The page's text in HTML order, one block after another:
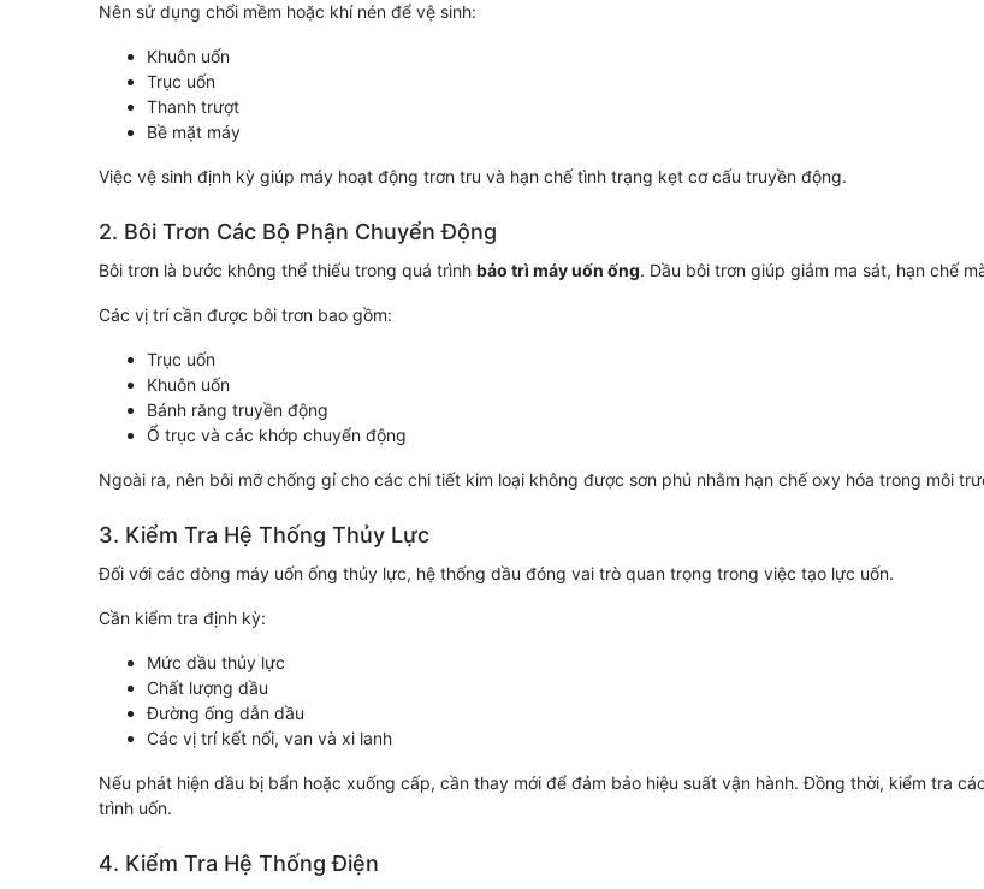
Nên sử dụng chổi mềm hoặc khí nén để vệ sinh:
Khuôn uốn
Trục uốn
Thanh trượt
Bề mặt máy
Việc vệ sinh định kỳ giúp máy hoạt động trơn tru và hạn chế tình trạng kẹt cơ cấu truyền động.
2. Bôi Trơn Các Bộ Phận Chuyển Động
Bôi trơn là bước không thể thiếu trong quá trình bảo trì máy uốn ống. Dầu bôi trơn giúp giảm ma sát, hạn chế
Các vị trí cần được bôi trơn bao gồm:
Trục uốn
Khuôn uốn
Bánh răng truyền động
Ổ trục và các khớp chuyển động
Ngoài ra, nên bôi mỡ chống gỉ cho các chi tiết kim loại không được sơn phủ nhằm hạn chế oxy hóa trong môi
3. Kiểm Tra Hệ Thống Thủy Lực
Đối với các dòng máy uốn ống thủy lực, hệ thống dầu đóng vai trò quan trọng trong việc tạo lực uốn.
Cần kiểm tra định kỳ:
Mức dầu thủy lực
Chất lượng dầu
Đường ống dẫn dầu
Các vị trí kết nối, van và xi lanh
Nếu phát hiện dầu bị bẩn hoặc xuống cấp, cần thay mới để đảm bảo hiệu suất vận hành. Đồng thời, kiểm tra
trình uốn.
4. Kiểm Tra Hệ Thống Điện